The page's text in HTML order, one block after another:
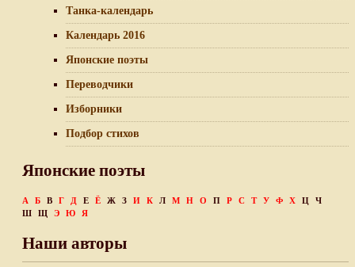
Танка-календарь
Календарь 2016
Японские поэты
Переводчики
Изборники
Подбор стихов
Японские поэты
А Б В Г Д Е Ё Ж З И К Л М Н О П Р С Т У Ф Х Ц
Ч
Ш
Щ Э Ю Я
Наши авторы